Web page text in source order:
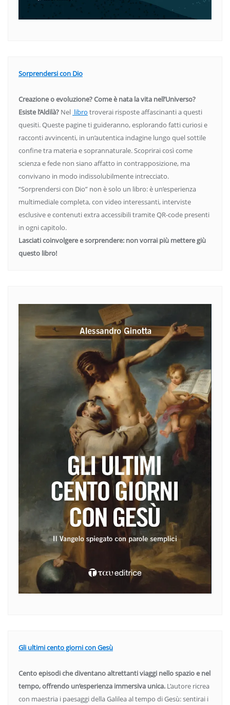
Sorprendersi con Dio
Creazione o evoluzione? Come è nata la vita nell’Universo?
Esiste l’Aldilà? Nel libro troverai risposte affascinanti a questi
quesiti. Queste pagine ti guideranno, esplorando fatti curiosi e
racconti avvincenti, in un’autentica indagine lungo quel sottile
confine tra materia e soprannaturale. Scoprirai così come
scienza e fede non siano affatto in contrapposizione, ma
convivano in modo indissolubilmente intrecciato.
“Sorprendersi con Dio” non è solo un libro: è un’esperienza
multimediale completa, con video interessanti, interviste
esclusive e contenuti extra accessibili tramite QR-code presenti
in ogni capitolo.
Lasciati coinvolgere e sorprendere: non vorrai più mettere giù
questo libro!
Gli ultimi cento giorni con Gesù
Cento episodi che diventano altrettanti viaggi nello spazio e nel
tempo, offrendo un’esperienza immersiva unica. L’autore ricrea
con maestria i paesaggi della Galilea al tempo di Gesù: sentirai i